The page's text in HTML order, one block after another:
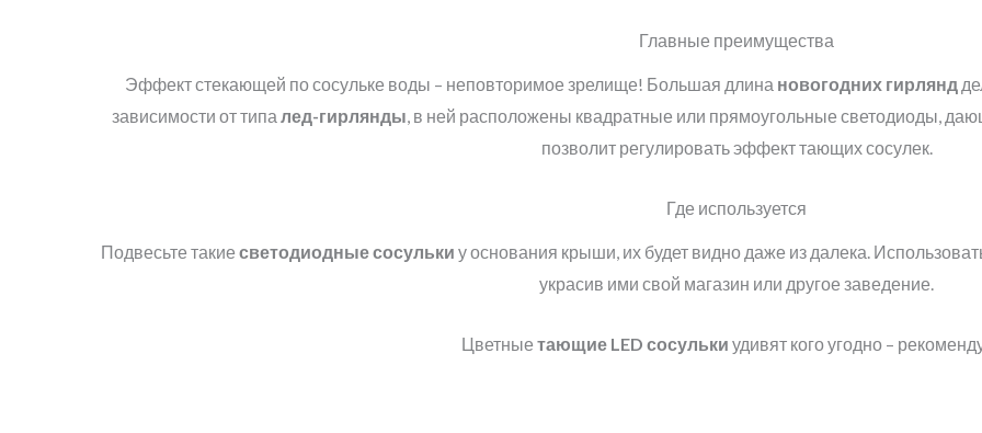
Главные преимущества
Эффект стекающей по сосульке воды – неповторимое зрелище! Большая длина новогодних гирлянд
зависимости от типа лед-гирлянды, в ней расположены квадратные или прямоугольные светодиоды,
позволит регулировать эффект тающих сосулек.
Где используется
Подвесьте такие светодиодные сосульки у основания крыши, их будет видно даже из далека.
украсив ими свой магазин или другое заведение.
Цветные тающие LED сосульки удивят кого угодно –